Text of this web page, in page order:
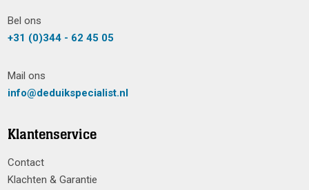
Bel ons
+31 (0)344 - 62 45 05
Mail ons
info@deduikspecialist.nl
Klantenservice
Contact
Klachten & Garantie